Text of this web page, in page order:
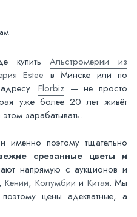
купитьАльстромерии из
Estee в Минске или по
Florbiz — не просто
уже более 20 лет живёт
зарабатывать.
поэтому тщательно
срезанные цветы и
напрямую с аукционов и
, Кении, Колумбии и Китая. Мы
цены адекватные, а